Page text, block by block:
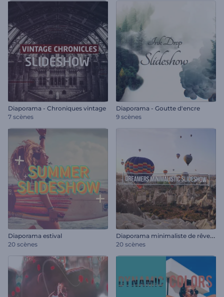
Diaporama - Chroniques vintage
7 scènes
Diaporama - Goutte d'encre
9 scènes
Diaporama estival
20 scènes
D
iaporama minimaliste de rêveurs
20 scènes